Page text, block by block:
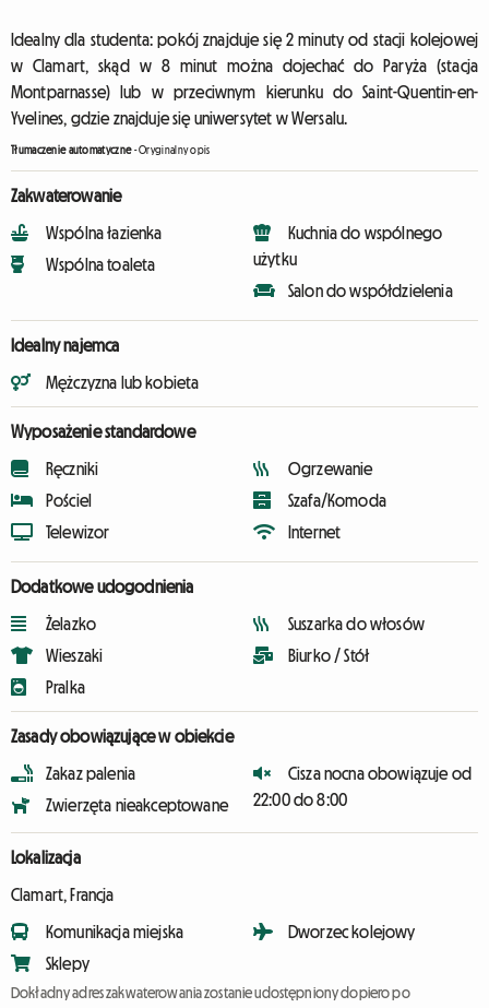
Idealny dla studenta: pokój znajduje się 2 minuty od stacji kolejowej
w Clamart, skąd w 8 minut można dojechać do Paryża (stacja
Montparnasse) lub w przeciwnym kierunku do Saint-Quentin-en-
Yvelines, gdzie znajduje się uniwersytet w Wersalu.
Tłumaczenie automatyczne-Oryginalny opis
Zakwaterowanie
Wspólna łazienka
Wspólna toaleta
Kuchnia do wspólnego
użytku
Salon do współdzielenia
Idealny najemca
Mężczyzna lub kobieta
Wyposażenie standardowe
Ręczniki
Pościel
Telewizor
Ogrzewanie
Szafa/Komoda
Internet
Dodatkowe udogodnienia
Żelazko
Wieszaki
Pralka
Suszarka do włosów
Biurko / Stół
Zasady obowiązujące w obiekcie
Zakaz palenia
Zwierzęta nieakceptowane
Cisza nocna obowiązuje od
22:00 do 8:00
Lokalizacja
Clamart, Francja
Komunikacja miejska
Sklepy
Dworzec kolejowy
Dokładny adres zakwaterowania zostanie udostępniony dopiero po